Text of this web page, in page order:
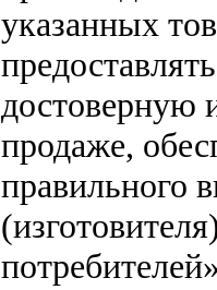
указанных
достоверную
продаже,
правильного